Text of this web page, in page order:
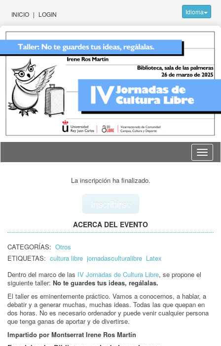
INICIO | LOGIN Idioma
Idioma
La inscripción ha finalizado.
Inscribirse
ACERCA DEL EVENTO
CATEGORÍAS: Otros
ETIQUETAS: cultura libre jornadasculturalibre Latex
Dentro del marco de las IV Jornadas de Cultura Libre, se propone el
siguiente taller: No te guardes tus ideas, regálalas.
El taller es eminentemente práctico. Vamos a conocernos, a hablar, a
debatir y a generar muchas, muchas ideas. Todas las que quepan en
dos horas. No es necesario ordenador y puede venir cualquier persona
que tenga ganas de aportar y de divertirse.
Impartido por Montserrat Irene Ros Martín